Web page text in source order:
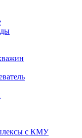
с КМУ